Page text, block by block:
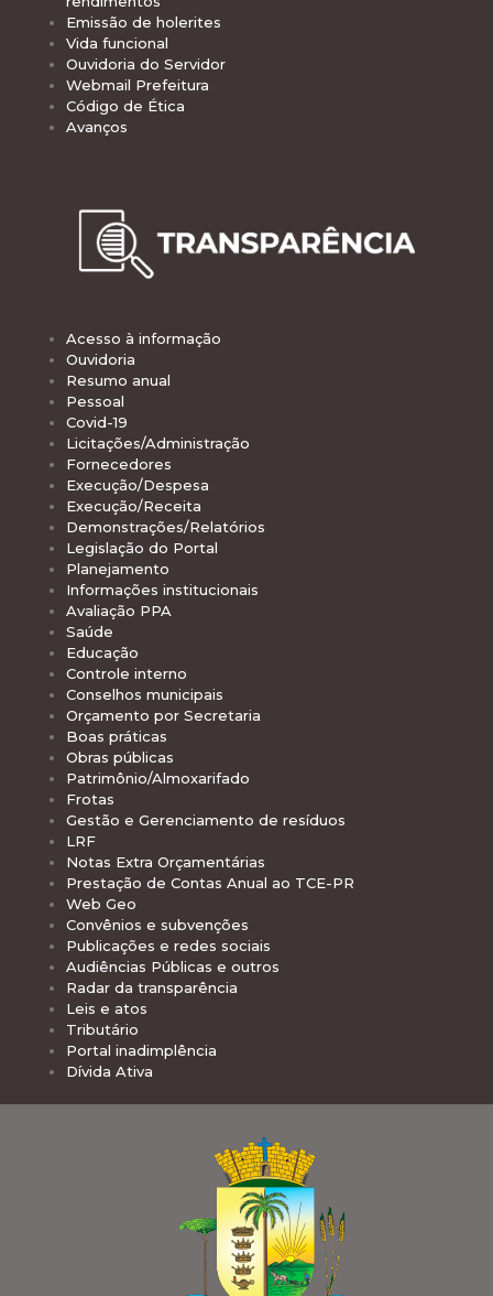
Emissão de holerites
Vida funcional
Ouvidoria do Servidor
Webmail Prefeitura
Código de Ética
Avanços
Acesso à informação
Ouvidoria
Resumo anual
Pessoal
Covid-19
Licitações/Administração
Fornecedores
Execução/Despesa
Execução/Receita
Demonstrações/Relatórios
Legislação do Portal
Planejamento
Informações institucionais
Avaliação PPA
Saúde
Educação
Controle interno
Conselhos municipais
Orçamento por Secretaria
Boas práticas
Obras públicas
Patrimônio/Almoxarifado
Frotas
Gestão e Gerenciamento de resíduos
LRF
Notas Extra Orçamentárias
Prestação de Contas Anual ao TCE-PR
Web Geo
Convênios e subvenções
Publicações e redes sociais
Audiências Públicas e outros
Radar da transparência
Leis e atos
Tributário
Portal inadimplência
Dívida Ativa